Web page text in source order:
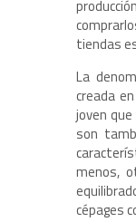
tiendas
La
creada
joven
son
menos,
cépages